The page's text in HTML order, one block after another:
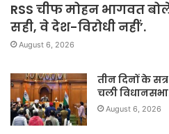
RSS चीफ मोहन भागवत
सही, वे देश-विरोधी नहीं’.
August 6, 2026
तीन दिनों के
चली
August 6, 2026